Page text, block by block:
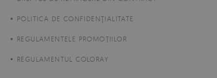
POLITICA DE CONFIDENŢIALITATE
REGULAMENTELE PROMOȚIILOR
REGULAMENTUL COLORAY